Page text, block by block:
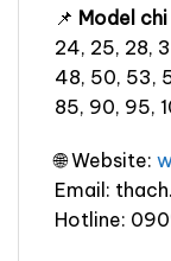
📌 Model
24, 25, 28,
48, 50, 53,
85, 90, 95,
🌐 Website:
Email:
Hotline: